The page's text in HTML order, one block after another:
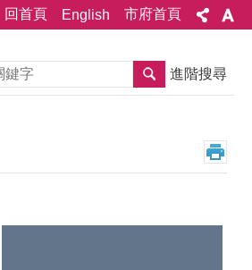
回首頁 English 市府首頁
搜尋 進階搜尋